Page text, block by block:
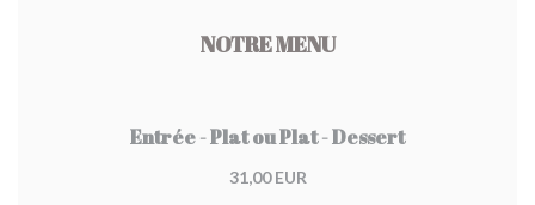
NOTRE MENU
Entrée - Plat ou Plat - Dessert
31,00 EUR